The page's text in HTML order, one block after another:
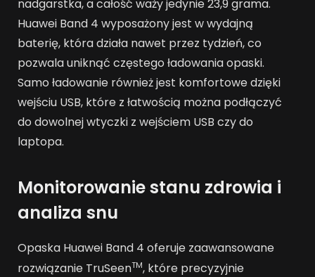
nadgarstka, a całość waży jedynie 23,9 grama.
Huawei Band 4 wyposażony jest w wydajną
baterię, która działa nawet przez tydzień, co
pozwala uniknąć częstego ładowania opaski.
Samo ładowanie również jest komfortowe dzięki
wejściu USB, które z łatwością można podłączyć
do dowolnej wtyczki z wejściem USB czy do
laptopa.
Monitorowanie stanu zdrowia i
analiza snu
Opaska Huawei Band 4 oferuje zaawansowane
rozwiązanie TruSeenTM, które precyzyjnie